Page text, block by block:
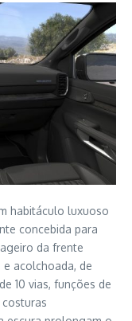
habitáculo luxuoso
concebida para
da frente
acolchoada, de
10 vias, funções de